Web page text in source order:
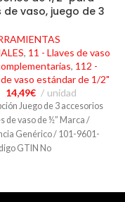
de vaso, juego de 3
, 11 - Llaves de vaso
, 112 -
vaso estándar de 1/2"
14,49€ unidad
Juego de 3 accesorios
de vaso de ½” Marca /
Genérico / 101-9601-
GTIN No